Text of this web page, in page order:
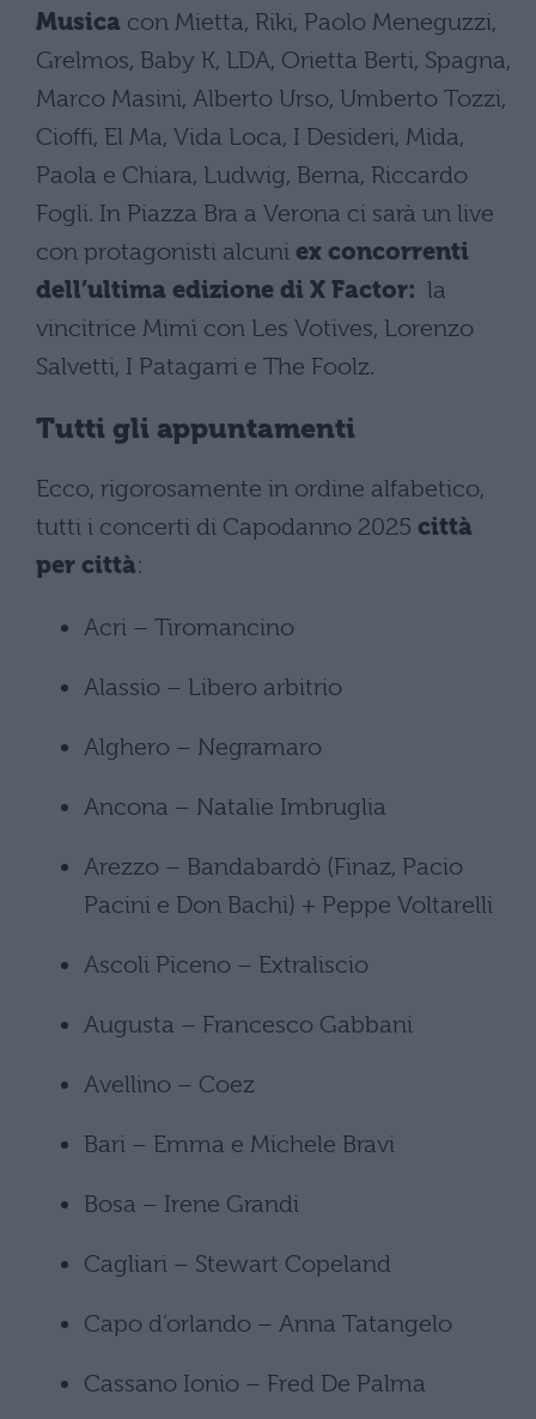
Musica con Mietta, Riki, Paolo Meneguzzi,
Grelmos, Baby K, LDA, Orietta Berti, Spagna,
Marco Masini, Alberto Urso, Umberto Tozzi,
Cioffi, El Ma, Vida Loca, I Desideri, Mida,
Paola e Chiara, Ludwig, Berna, Riccardo
Fogli. In Piazza Bra a Verona ci sarà un live
con protagonisti alcuni ex concorrenti
dell’ultima edizione di X Factor: la
vincitrice Mimì con Les Votives, Lorenzo
Salvetti, I Patagarri e The Foolz.
Tutti gli appuntamenti
Ecco, rigorosamente in ordine alfabetico,
tutti i concerti di Capodanno 2025 città
per città:
Acri – Tiromancino
Alassio – Libero arbitrio
Alghero – Negramaro
Ancona – Natalie Imbruglia
Arezzo – Bandabardò (Finaz, Pacio
Pacini e Don Bachi) + Peppe Voltarelli
Ascoli Piceno – Extraliscio
Augusta – Francesco Gabbani
Avellino – Coez
Bari – Emma e Michele Bravi
Bosa – Irene Grandi
Cagliari – Stewart Copeland
Capo d’orlando – Anna Tatangelo
Cassano Ionio – Fred De Palma